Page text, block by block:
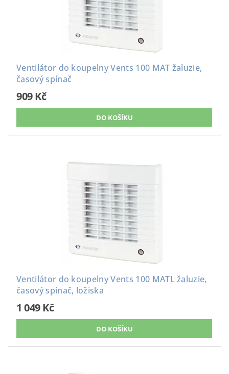
Ventilátor do koupelny Vents 100 MAT žaluzie,
časový spínač
909 Kč
Ventilátor do koupelny Vents 100 MATL žaluzie,
časový spínač, ložiska
1 049 Kč